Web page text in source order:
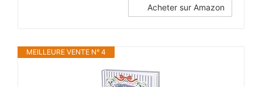
Acheter sur Amazon
MEILLEURE VENTE N° 4